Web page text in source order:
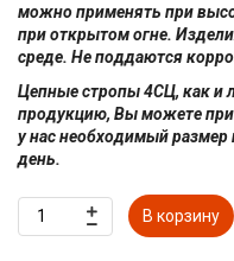
можно применять при
при открытом огне.
среде. Не поддаются
Цепные стропы 4СЦ, как и
продукцию, Вы можете
у нас необходимый размер
день.
В корзину